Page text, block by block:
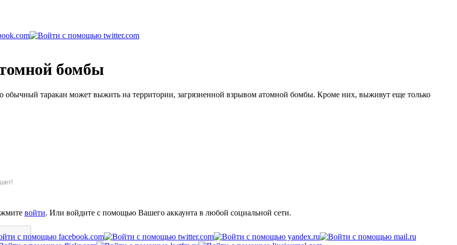
бомбы
обычный таракан может выжить на территории, загрязненной взрывом атомной бомбы. Кроме них, выживут еще только
войти. Или войдите с помощью Вашего аккаунта в любой социальной сети.